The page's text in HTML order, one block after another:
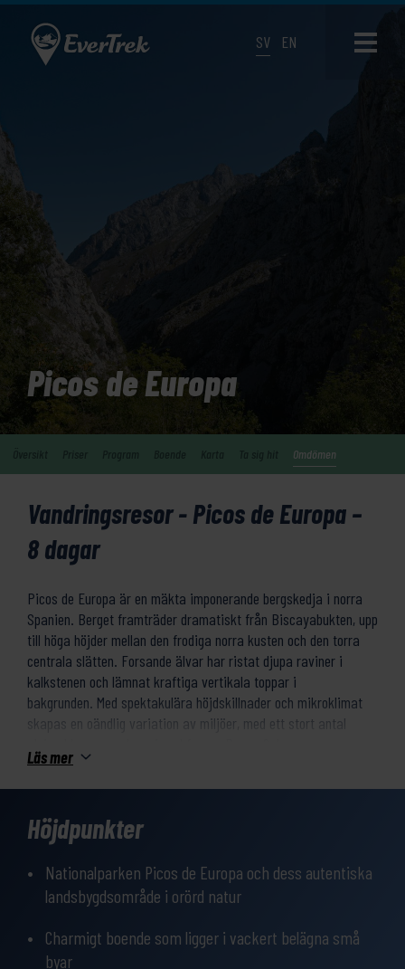
SV EN
Picos de Europa
Omdömen
Vandringsresor - Picos de Europa –
8 dagar
Picos de Europa är en mäkta imponerande bergskedja i norra
Spanien. Berget framträder dramatiskt från Biscayabukten, upp
till höga höjder mellan den frodiga norra kusten och den torra
centrala slätten. Forsande älvar har ristat djupa raviner i
kalkstenen och lämnat kraftiga vertikala toppar i
bakgrunden. Med spektakulära höjdskillnader och mikroklimat
skapas en oändlig variation av miljöer, med ett stort antal
vandringsresa finns i två varianter:
stjärnigt boende.
2 – Vandring: Denna har svårighetsgrad 3/ 5 och boende på **
– *** stjärnigt boende.
Asturiens vackra stränder.
Läs mer
Höjdpunkter
Nationalparken Picos de Europa och dess autentiska
landsbygdsområde i orörd natur
Charmigt boende som ligger i vackert belägna små
byar